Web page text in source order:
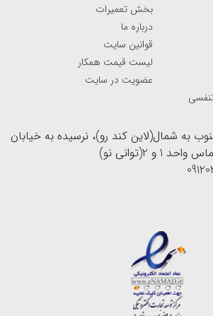
بخش تعمیرات
درباره ما
قوانین سایت
لیست قیمت همکار
عضویت در سایت
به شمال(لاین کند رو)، نرسیده به خیابان
محبوب مجاز، پاساژ الماس واحد 1 و 2(توانی نو)